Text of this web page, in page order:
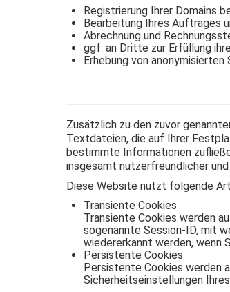
Registrierung Ihrer Domains
Bearbeitung Ihres Auftrages
Abrechnung und
ggf. an Dritte zur Erfüllung
Erhebung von
Zusätzlich zu den zuvor
Textdateien, die auf Ihrer
bestimmte Informationen
insgesamt nutzerfreundlicher
Diese Website nutzt folgende
Transiente Cookies
Transiente Cookies werden
sogenannte Session-ID, mit
wiedererkannt werden, wenn
Persistente Cookies
Persistente Cookies werden
Sicherheitseinstellungen